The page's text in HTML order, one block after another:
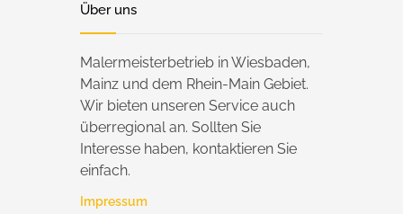
Über uns
Malermeisterbetrieb in Wiesbaden,
Mainz und dem Rhein-Main Gebiet.
Wir bieten unseren Service auch
überregional an. Sollten Sie
Interesse haben, kontaktieren Sie
einfach.
Impressum